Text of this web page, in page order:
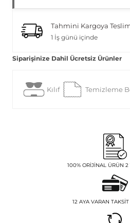
Tahmini Kargoya
1 İş günü içinde
Siparişinize Dahil Ücretsiz Ürünler
Kılıf Temizleme
100% ORIJINAL ÜRÜN 2
12 AYA VARAN